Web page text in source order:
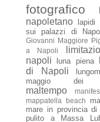
fotografico
napoletano
lapidi
sui palazzi di
Giovanni Maggiore
a Napoli
napoli
luna piena
di Napoli
maggio dei
maltempo
mappatella beach
mare in provincia di
pulito a Massa